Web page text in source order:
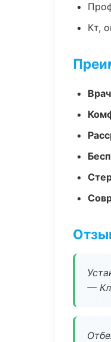
Кт,
—